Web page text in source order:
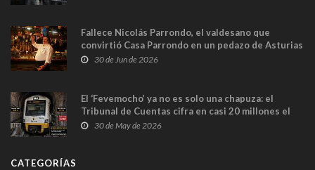
Fallece Nicolás Parrondo, el valdesano que
convirtió Casa Parrondo en un pedazo de Asturias
en Madrid
30 de Jun de 2026
El ‘Fevemocho’ ya no es solo una chapuza: el
Tribunal de Cuentas cifra en casi 20 millones el
sobrecoste de los trenes que no cabían por los
30 de May de 2026
CATEGORÍAS